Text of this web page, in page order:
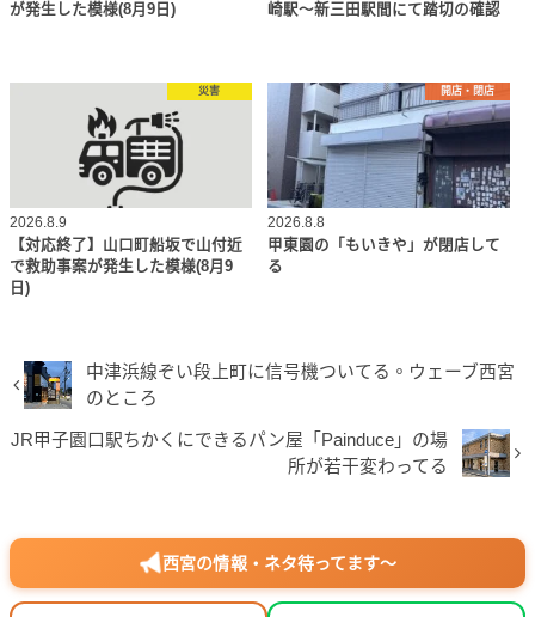
が発生した模様(8月9日)
崎駅～新三田駅間にて踏切の確認
災害
2026.8.9
【対応終了】山口町船坂で山付近
で救助事案が発生した模様(8月9
日)
開店・閉店
2026.8.8
甲東園の「もいきや」が閉店して
る
中津浜線ぞい段上町に信号機ついてる。ウェーブ西宮
のところ
JR甲子園口駅ちかくにできるパン屋「Painduce」の場
所が若干変わってる
西宮の情報・ネタ待ってます〜